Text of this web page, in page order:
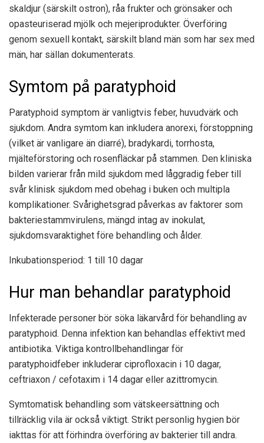
skaldjur (särskilt ostron), råa frukter och grönsaker och
opasteuriserad mjölk och mejeriprodukter. Överföring
genom sexuell kontakt, särskilt bland män som har sex med
män, har sällan dokumenterats.
Symtom på paratyphoid
Paratyphoid symptom är vanligtvis feber, huvudvärk och
sjukdom. Andra symtom kan inkludera anorexi, förstoppning
(vilket är vanligare än diarré), bradykardi, torrhosta,
mjälteförstoring och rosenfläckar på stammen. Den kliniska
bilden varierar från mild sjukdom med låggradig feber till
svår klinisk sjukdom med obehag i buken och multipla
komplikationer. Svårighetsgrad påverkas av faktorer som
bakteriestammvirulens, mängd intag av inokulat,
sjukdomsvaraktighet före behandling och ålder.
Inkubationsperiod: 1 till 10 dagar
Hur man behandlar paratyphoid
Infekterade personer bör söka läkarvård för behandling av
paratyphoid. Denna infektion kan behandlas effektivt med
antibiotika. Viktiga kontrollbehandlingar för
paratyphoidfeber inkluderar ciprofloxacin i 10 dagar,
ceftriaxon / cefotaxim i 14 dagar eller azittromycin.
Symtomatisk behandling som vätskeersättning och
tillräcklig vila är också viktigt. Strikt personlig hygien bör
iakttas för att förhindra överföring av bakterier till andra.